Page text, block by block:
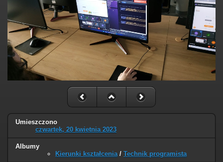
Umieszczono
czwartek, 20 kwietnia 2023
Albumy
Kierunki kształcenia/ Technik programista